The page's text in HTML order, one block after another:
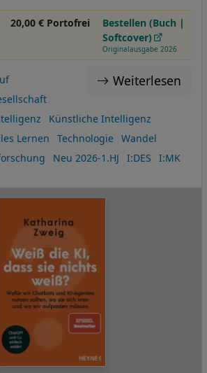
20,00 € Portofrei
Bestellen (Buch |
Softcover)
Originalausgabe 2026
Weiterlesen
Künstliche Intelligenz
Lernen Technologie
Wandel
Neu 2026-1.HJ I:DES I:MK